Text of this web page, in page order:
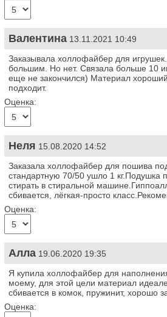
Валентина 13.11.2021 10:49
Заказывала холлофайбер для
большим. Но нет. Связала больше 10
еще не закончился) Материал
подходит.
Оценка:
Неля 15.08.2020 14:52
Заказала холлофайбер для пошива
стандартную 70/50 ушло 1 кг.Подушка
стирать в стиральной
сбивается, лёгкая-просто
Оценка:
Алла 19.06.2020 19:35
Я купила холлофайбер для
моему, для этой цели материал
сбивается в комок, пружинит, хорошо
Оценка: